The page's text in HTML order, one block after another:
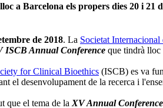
a Barcelona els propers dies 20 i 21
de 2018. La Societat
ISCB Annual Conference que tindrà lloc
for Clinical Bioethics (ISCB) es va
el desenvolupament de la recerca i
que el tema de la XV Annual Conference